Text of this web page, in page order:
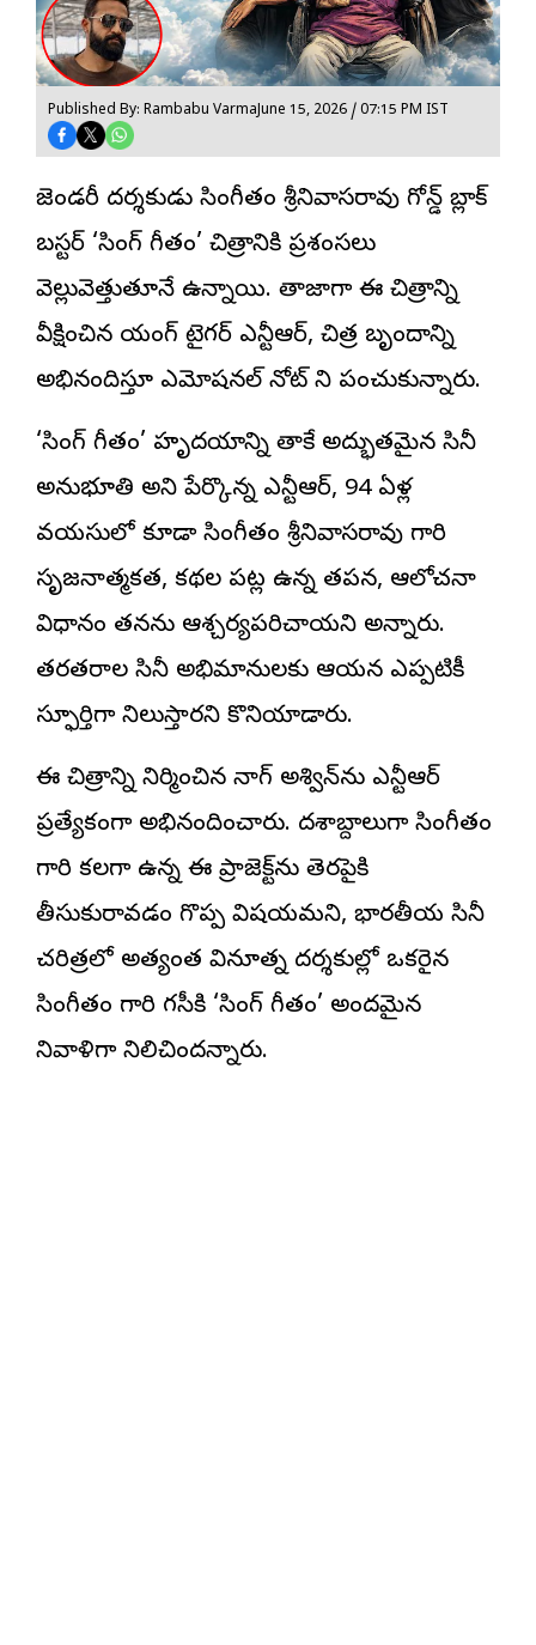
Published By: Rambabu VarmaJune 15, 2026 / 07:15 PM IST
లెజెండరీ దర్శకుడు సింగీతం శ్రీనివాసరావు గోల్డెన్ బ్లాక్
బస్టర్ ‘సింగ్ గీతం’ చిత్రానికి ప్రశంసలు
వెల్లువెత్తుతూనే ఉన్నాయి. తాజాగా ఈ చిత్రాన్ని
వీక్షించిన యంగ్ టైగర్ ఎన్టీఆర్, చిత్ర బృందాన్ని
అభినందిస్తూ ఎమోషనల్ నోట్ ని పంచుకున్నారు.
‘సింగ్ గీతం’ హృదయాన్ని తాకే అద్భుతమైన సినీ
అనుభూతి అని పేర్కొన్న ఎన్టీఆర్, 94 ఏళ్ల
వయసులో కూడా సింగీతం శ్రీనివాసరావు గారి
సృజనాత్మకత, కథల పట్ల ఉన్న తపన, ఆలోచనా
విధానం తనను ఆశ్చర్యపరిచాయని అన్నారు.
తరతరాల సినీ అభిమానులకు ఆయన ఎప్పటికీ
స్ఫూర్తిగా నిలుస్తారని కొనియాడారు.
ఈ చిత్రాన్ని నిర్మించిన నాగ్ అశ్విన్‌ను ఎన్టీఆర్
ప్రత్యేకంగా అభినందించారు. దశాబ్దాలుగా సింగీతం
గారి కలగా ఉన్న ఈ ప్రాజెక్ట్‌ను తెరపైకి
తీసుకురావడం గొప్ప విషయమని, భారతీయ సినీ
చరిత్రలో అత్యంత వినూత్న దర్శకుల్లో ఒకరైన
సింగీతం గారి లెగసీకి ‘సింగ్ గీతం’ అందమైన
నివాళిగా నిలిచిందన్నారు.